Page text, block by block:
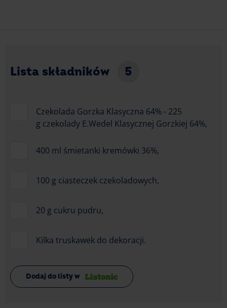
Lista składników 5
Czekolada Gorzka Klasyczna 64% - 225
g czekolady E.Wedel Klasycznej Gorzkiej 64%,
400 ml śmietanki kremówki 36%,
100 g ciasteczek czekoladowych,
20 g cukru pudru,
Kilka truskawek do dekoracji.
Dodaj do listy w